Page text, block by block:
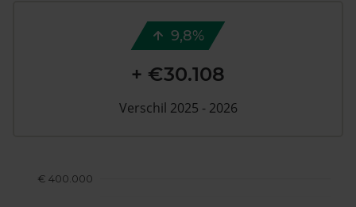
€ 400.000
9,8%
+ €30.108
Verschil 2025 - 2026